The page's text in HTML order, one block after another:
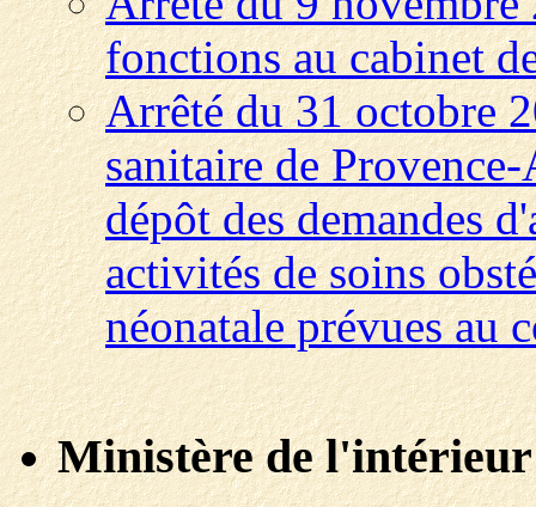
fonctions au cabinet
Arrêté du 31 octobre
sanitaire de
dépôt des demandes
activités de soins
néonatale prévues au
Ministère de l'intérieur